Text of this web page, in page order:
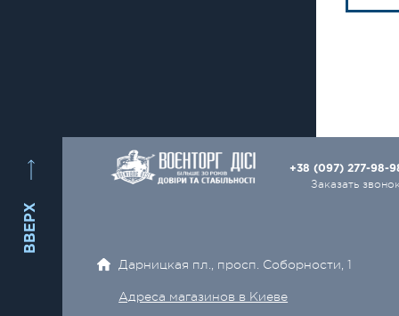
ВВЕРХ
+38 (097) 277-98-
Заказать
Дарницкая пл., просп. Соборности, 1
Адреса магазинов в Киеве